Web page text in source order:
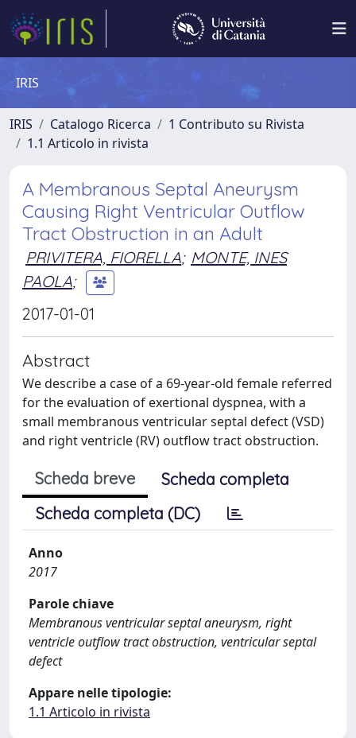
IRIS
IRIS Catalogo Ricerca
1 Contributo su Rivista
1.1 Articolo in rivista
A Membranous Septal Aneurysm
Causing Right Ventricular Outflow
Tract Obstruction in an Adult
PRIVITERA, FIORELLA; MONTE, INES
PAOLA;
2017-01-01
Abstract
We describe a case of a 69‑year‑old female referred
for the evaluation of exertional dyspnea, with a
small membranous ventricular septal defect (VSD)
and right ventricle (RV) outflow tract obstruction.
Scheda breve
Scheda completa
Scheda completa (DC)
Anno
2017
Parole chiave
Membranous ventricular septal aneurysm, right
ventricle outflow tract obstruction, ventricular septal
defect
Appare nelle tipologie:
1.1 Articolo in rivista